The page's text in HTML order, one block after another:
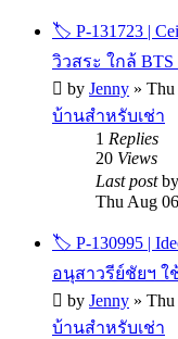
🏷 P-131723 |
วิวสระ ใกล้ BTS
by Jenny » Thu
บ้านสำหรับเช่า
1 Replies
20 Views
Last postby
Thu Aug
🏷 P-130995 |
อนุสาวรีย์ชัยฯ ใ
by Jenny » Thu
บ้านสำหรับเช่า